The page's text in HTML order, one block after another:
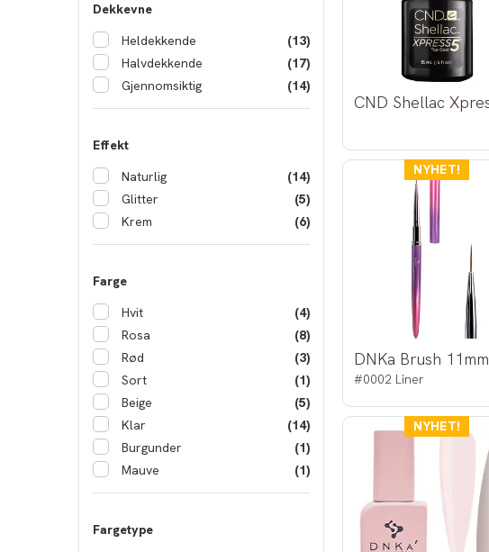
Dekkevne
Heldekkende
(13)
Halvdekkende
(17)
Gjennomsiktig
(14)
Effekt
Naturlig
(14)
Glitter
(5)
Krem
(6)
Farge
Hvit
(4)
Rosa
(8)
Rød
(3)
Sort
(1)
Beige
(5)
Klar
(14)
Burgunder
(1)
Mauve
(1)
Fargetype
DNKa Brush 11mm
#0002 Liner